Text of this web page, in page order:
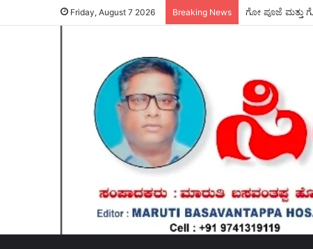
Friday, August 7 2026 Breaking News